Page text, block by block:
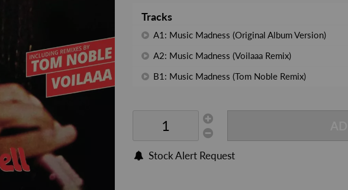
Tracks
A1: Music Madness (Original Album Version)
A2: Music Madness (Voilaaa Remix)
B1: Music Madness (Tom Noble Remix)
Stock Alert Request